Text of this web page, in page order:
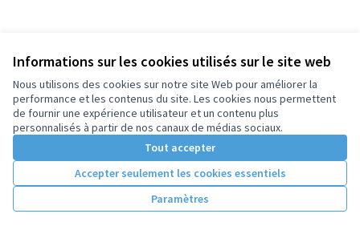
Informations sur les cookies utilisés sur le site web
Nous utilisons des cookies sur notre site Web pour améliorer la
performance et les contenus du site. Les cookies nous permettent
de fournir une expérience utilisateur et un contenu plus
personnalisés à partir de nos canaux de médias sociaux.
Tout accepter
Accepter seulement les cookies essentiels
Paramètres